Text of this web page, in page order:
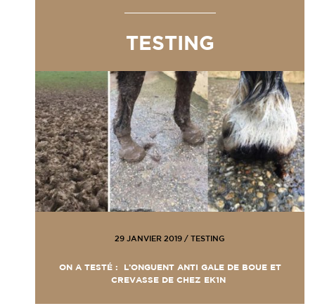
TESTING
29 JANVIER 2019 / TESTING
ON A TESTÉ : L’ONGUENT ANTI GALE DE BOUE ET
CREVASSE DE CHEZ EK1N